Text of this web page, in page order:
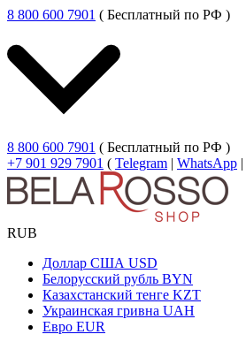
8 800 600 7901 ( Бесплатный по РФ )
8 800 600 7901 ( Бесплатный по РФ )
+7 901 929 7901 ( Telegram | WhatsApp |
RUB
Доллар США USD
Белорусский рубль BYN
Казахстанский тенге KZT
Украинская гривна UAH
Евро EUR